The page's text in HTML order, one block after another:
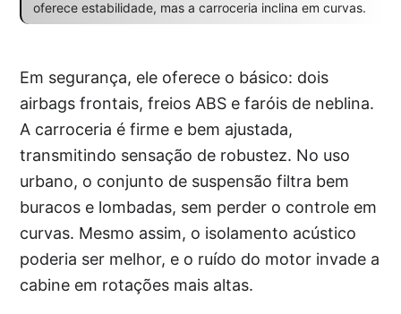
oferece estabilidade, mas a carroceria inclina em curvas.
Em segurança, ele oferece o básico: dois
airbags frontais, freios ABS e faróis de neblina.
A carroceria é firme e bem ajustada,
transmitindo sensação de robustez. No uso
urbano, o conjunto de suspensão filtra bem
buracos e lombadas, sem perder o controle em
curvas. Mesmo assim, o isolamento acústico
poderia ser melhor, e o ruído do motor invade a
cabine em rotações mais altas.